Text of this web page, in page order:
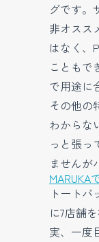
グです。
非オスス
はなく、
こともで
で用途に
その他の
わからな
っと張っ
ませんが
MARUKA
トート
に7店舗
実、一度